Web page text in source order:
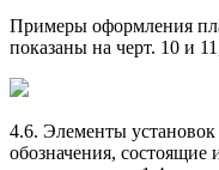
Примеры оформления
показаны на черт. 10 и
4.6. Элементы
обозначения, состоящие